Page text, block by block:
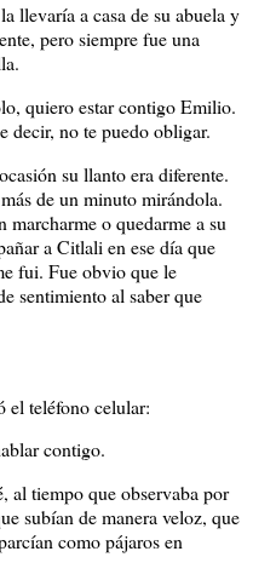
llevaría a casa de su abuela y
pero siempre fue una
quiero estar contigo Emilio.
decir, no te puedo obligar.
su llanto era diferente.
de un minuto mirándola.
marcharme o quedarme a su
a Citlali en ese día que
fui. Fue obvio que le
sentimiento al saber que
el teléfono celular:
contigo.
tiempo que observaba por
subían de manera veloz, que
como pájaros en